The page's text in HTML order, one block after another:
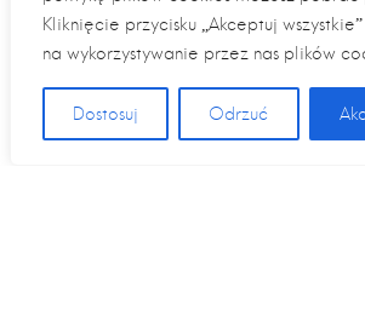
Kliknięcie przycisku „Akceptuj
na wykorzystywanie przez nas plików
Dostosuj Odrzuć